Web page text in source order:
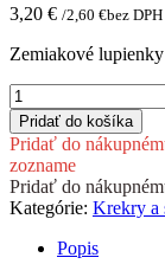
3,20 € /2,60 €bez DPH
Zemiakové
množstvo
Lay's
Potato
Chips
Lime
Flavor
90g
Pridať do košíka
Pridať do
zozname
Pridať do
Kategórie: Krekry a
Popis